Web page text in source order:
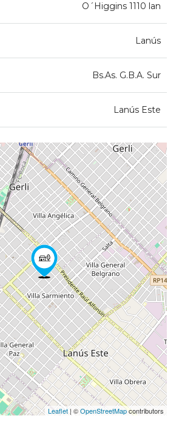
O´Higgins 1110 lan
Lanús
Bs.As. G.B.A. Sur
Lanús Este
Leaflet| ©OpenStreetMapcontributors